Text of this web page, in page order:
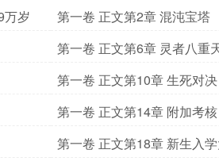
万岁 第一卷 正文第2章 混沌宝塔
第一卷 正文第6章 灵者八重
第一卷 正文第10章 生死对决
第一卷 正文第14章 附加考核
第一卷 正文第18章 新生入